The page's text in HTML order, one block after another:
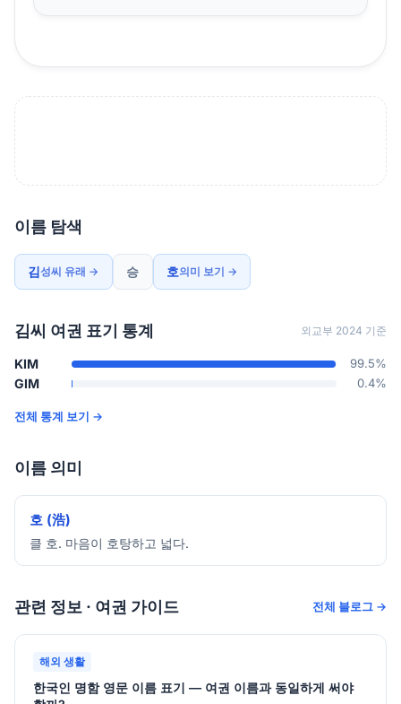
이름 탐색
김성씨 유래 → 승 호의미 보기 →
김씨 여권 표기 통계 외교부 2024 기준
KIM 99.5%
GIM 0.4%
전체 통계 보기 →
이름 의미
호 (浩)
클 호. 마음이 호탕하고 넓다.
관련 정보 · 여권 가이드 전체 블로그 →
해외 생활
한국인 명함 영문 이름 표기 — 여권 이름과 동일하게 써야